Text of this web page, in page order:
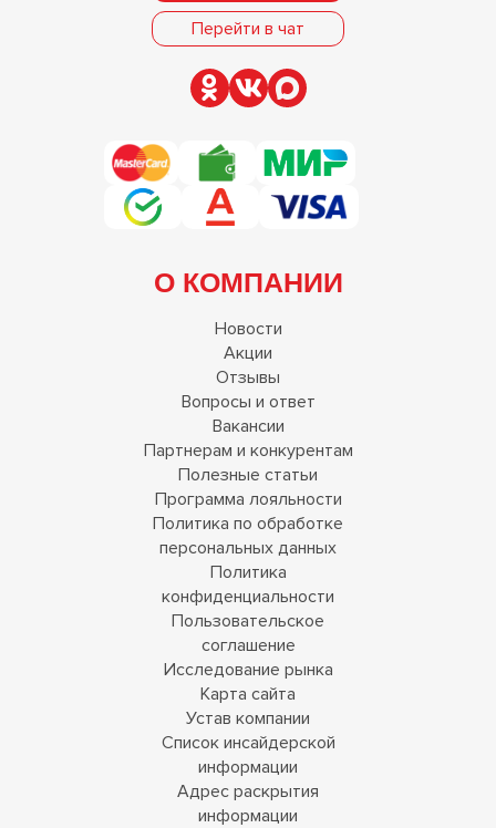
Перейти в чат
О КОМПАНИИ
Новости
Акции
Отзывы
Вопросы и ответ
Вакансии
Партнерам и конкурентам
Полезные статьи
Программа лояльности
Политика по обработке
персональных данных
Политика
конфиденциальности
Пользовательское
соглашение
Исследование рынка
Карта сайта
Устав компании
Список инсайдерской
информации
Адрес раскрытия
информации